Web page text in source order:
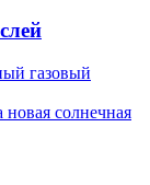
газовый
солнечная